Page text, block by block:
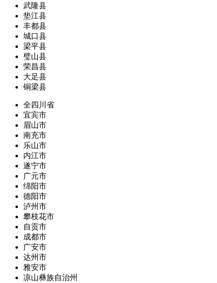
武隆县
垫江县
丰都县
城口县
梁平县
璧山县
荣昌县
大足县
铜梁县
全四川省
宜宾市
眉山市
南充市
乐山市
内江市
遂宁市
广元市
绵阳市
德阳市
泸州市
攀枝花市
自贡市
成都市
广安市
达州市
雅安市
凉山彝族自治州